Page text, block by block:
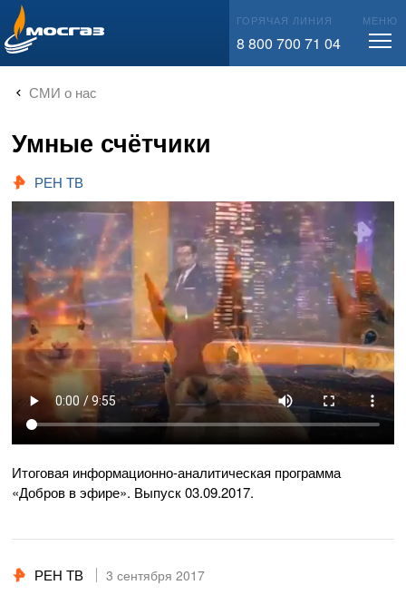
info@mos-gaz.ru ГОРЯЧАЯ ЛИНИЯ
8 800 700 71 04
МЕНЮ
СМИ о нас
Умные счётчики
РЕН ТВ
Итоговая информационно-аналитическая программа
«Добров в эфире». Выпуск03.09.2017.
РЕН ТВ 3 сентября 2017